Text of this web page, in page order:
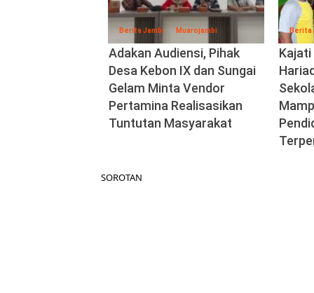
Berita Jambi Muarojambi
Adakan Audiensi, Pihak
Desa Kebon IX dan Sungai
Gelam Minta Vendor
Pertamina Realisasikan
Tuntutan Masyarakat
Berita
SOROTAN